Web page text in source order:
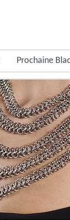
Prochaine